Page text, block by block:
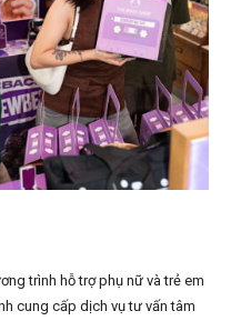
trình hỗ trợ phụ nữ và trẻ em
cung cấp dịch vụ tư vấn tâm